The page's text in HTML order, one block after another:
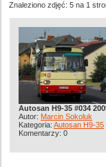
Znaleziono zdjęć: 5 na 1
Autosan H9-35 #034
Autor: Marcin Sokoluk
Kategoria: Autosan H9-35
Komentarzy: 0